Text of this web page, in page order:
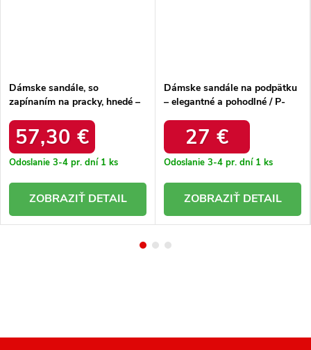
Dámske sandále, so
zapínaním na pracky, hnedé –
07/00-0 ŻÓŁTO-BRĄZ
57,30 €
Odoslanie 3-4 pr. dní 1 ks
DETAIL
Dámske sandále na podpätku
– elegantné a pohodlné / P-
27 €
Odoslanie 3-4 pr. dní 1 ks
DETAIL